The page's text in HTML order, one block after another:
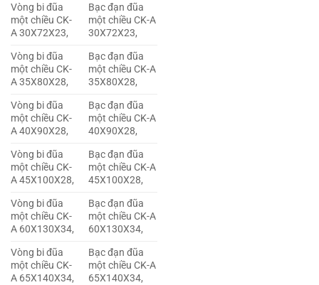
Vòng bi đũa
một chiều CK-
A 30X72X23,
Bạc đạn đũa
một chiều CK-A
30X72X23,
Vòng bi đũa
một chiều CK-
A 35X80X28,
Bạc đạn đũa
một chiều CK-A
35X80X28,
Vòng bi đũa
một chiều CK-
A 40X90X28,
Bạc đạn đũa
một chiều CK-A
40X90X28,
Vòng bi đũa
một chiều CK-
A 45X100X28,
Bạc đạn đũa
một chiều CK-A
45X100X28,
Vòng bi đũa
một chiều CK-
A 60X130X34,
Bạc đạn đũa
một chiều CK-A
60X130X34,
Vòng bi đũa
một chiều CK-
A 65X140X34,
Bạc đạn đũa
một chiều CK-A
65X140X34,